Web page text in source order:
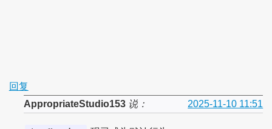
回复
AppropriateStudio153说： 2025-11-10 11:51